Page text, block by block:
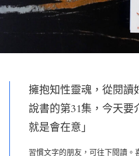
擁抱知性靈魂，從閱讀
說書的第31集，今天
就是會在意」
習慣文字的朋友，可往下閱讀。